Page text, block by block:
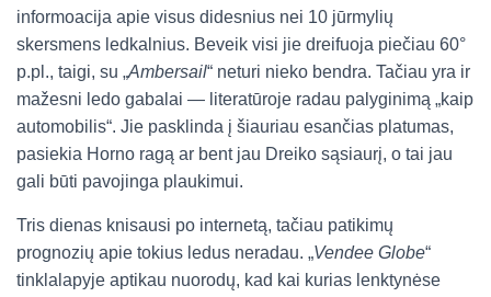
informoacija apie visus didesnius nei 10 jūrmylių
skersmens ledkalnius. Beveik visi jie dreifuoja piečiau 60°
p.pl., taigi, su „Ambersail“ neturi nieko bendra. Tačiau yra ir
mažesni ledo gabalai — literatūroje radau palyginimą „kaip
automobilis“. Jie pasklinda į šiauriau esančias platumas,
pasiekia Horno ragą ar bent jau Dreiko sąsiaurį, o tai jau
gali būti pavojinga plaukimui.
Tris dienas knisausi po internetą, tačiau patikimų
prognozių apie tokius ledus neradau. „Vendee Globe“
tinklalapyje aptikau nuorodų, kad kai kurias lenktynėse